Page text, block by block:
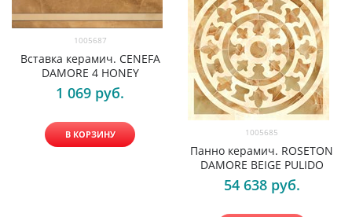
1005687
Вставка керамич. CENEFA
DAMORE 4 HONEY
1 069 руб.
В КОРЗИНУ 1005685
Панно керамич. ROSETON
DAMORE BEIGE PULIDO
54 638 руб.